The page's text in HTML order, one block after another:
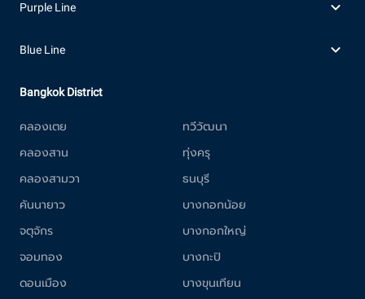
Purple Line
Blue Line
Bangkok District
คลองเตย
คลองสาน
คลองสามวา
คันนายาว
จตุจักร
จอมทอง
ดอนเมือง
ทวีวัฒนา
ทุ่งครุ
ธนบุรี
บางกอกน้อย
บางกอกใหญ่
บางกะปิ
บางขุนเทียน